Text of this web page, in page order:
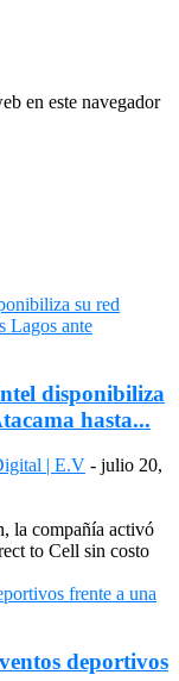
en este navegador
disponibiliza
hasta...
| E.V - julio 20,
la compañía activó
to Cell sin costo
deportivos